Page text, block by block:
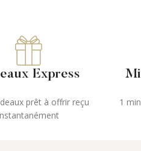
Express
prêt à offrir reçu
1